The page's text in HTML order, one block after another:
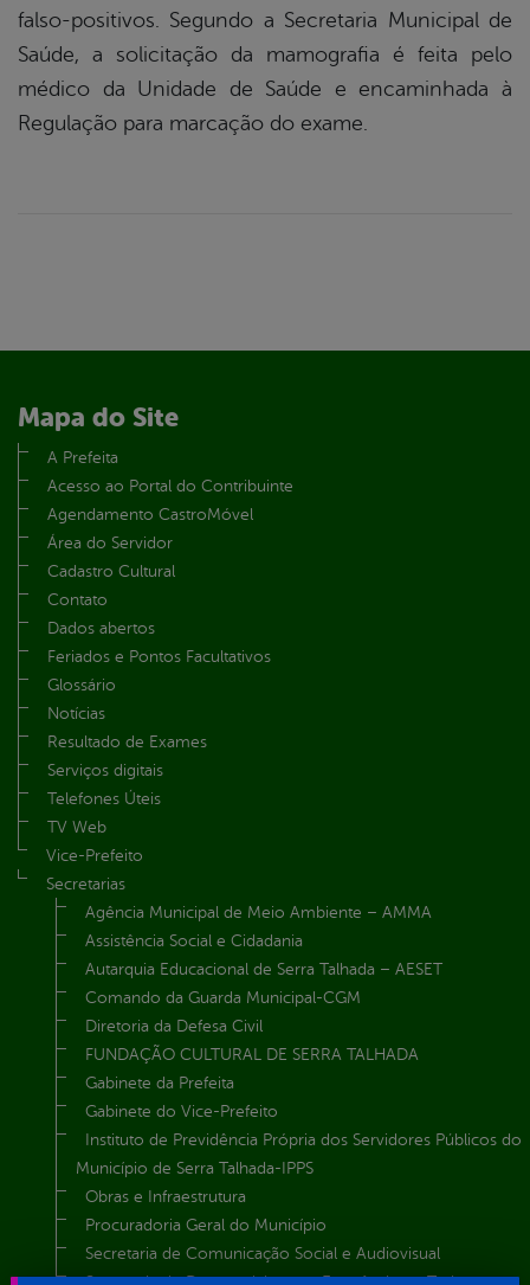
falso-positivos. Segundo a Secretaria Municipal de
Saúde, a solicitação da mamografia é feita pelo
médico da Unidade de Saúde e encaminhada à
Regulação para marcação do exame.
Mapa do Site
A Prefeita
Acesso ao Portal do Contribuinte
Agendamento CastroMóvel
Área do Servidor
Cadastro Cultural
Contato
Dados abertos
Feriados e Pontos Facultativos
Glossário
Notícias
Resultado de Exames
Serviços digitais
Telefones Úteis
TV Web
Vice-Prefeito
Secretarias
Agência Municipal de Meio Ambiente – AMMA
Assistência Social e Cidadania
Autarquia Educacional de Serra Talhada – AESET
Comando da Guarda Municipal-CGM
Diretoria da Defesa Civil
FUNDAÇÃO CULTURAL DE SERRA TALHADA
Gabinete da Prefeita
Gabinete do Vice-Prefeito
Instituto de Previdência Própria dos Servidores Públicos do
Município de Serra Talhada-IPPS
Obras e Infraestrutura
Procuradoria Geral do Município
Secretaria de Comunicação Social e Audiovisual